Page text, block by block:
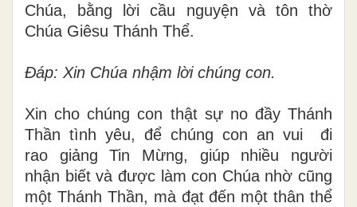
Chúa, bằng lời cầu nguyện và tôn thờ
Chúa Giêsu Thánh Thể.
Đáp: Xin Chúa nhậm lời chúng con.
Xin cho chúng con thật sự no đầy Thánh
Thần tình yêu, để chúng con an vui đi
rao giảng Tin Mừng, giúp nhiều người
nhận biết và được làm con Chúa nhờ cũng
một Thánh Thần, mà đạt đến một thân thể